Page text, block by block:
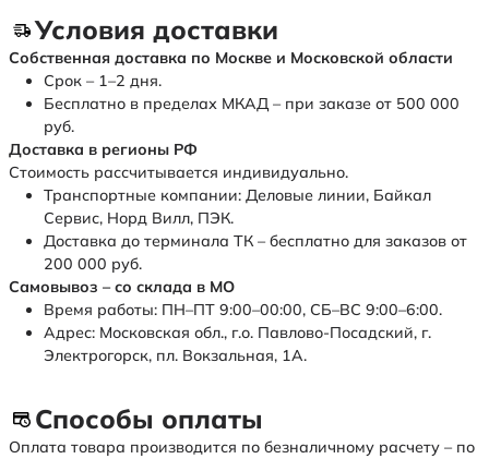
Условия доставки
Собственная доставка по Москве и Московской области
Срок – 1–2 дня.
Бесплатно в пределах МКАД – при заказе от 500 000
руб.
Доставка в регионы РФ
Стоимость рассчитывается индивидуально.
Транспортные компании: Деловые линии, Байкал
Сервис, Норд Вилл, ПЭК.
Доставка до терминала ТК – бесплатно для заказов от
200 000 руб.
Самовывоз – со склада в МО
Время работы: ПН–ПТ 9:00–00:00, СБ–ВС 9:00–6:00.
Адрес: Московская обл., г.о. Павлово-Посадский, г.
Электрогорск, пл. Вокзальная, 1А.
Способы оплаты
Оплата товара производится по безналичному расчету – по